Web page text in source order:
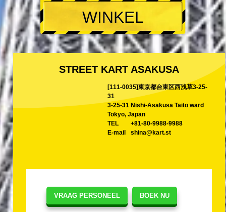
VRAAG PERSONEEL BOEK NU
WINKEL
STREET KART ASAKUSA
[111-0035]東京都台東区西浅草3-25-
31
3-25-31 Nishi-Asakusa Taito ward
Tokyo, Japan
TEL
+81-80-9988-9988
E-mail
shina@kart.st